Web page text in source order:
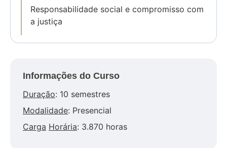
Responsabilidade social e compromisso com
a justiça
Informações do Curso
Duração: 10 semestres
Modalidade: Presencial
Carga Horária: 3.870 horas